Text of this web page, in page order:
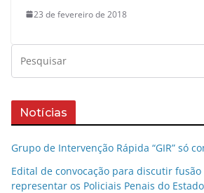
23 de fevereiro de 2018
Notícias
Grupo de Intervenção Rápida “GIR” só
Edital de convocação para discutir
representar os Policiais Penais do